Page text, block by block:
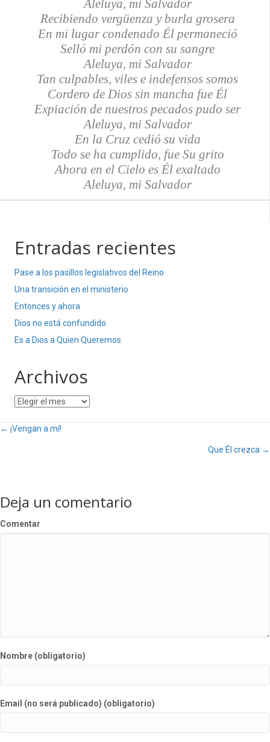
Aleluya, mi Salvador
Recibiendo vergüenza y burla grosera
En mi lugar condenado Él permaneció
Selló mi perdón con su sangre
Aleluya, mi Salvador
Tan culpables, viles e indefensos somos
Cordero de Dios sin mancha fue Él
Expiación de nuestros pecados pudo ser
Aleluya, mi Salvador
En la Cruz cedió su vida
Todo se ha cumplido, fue Su grito
Ahora en el Cielo es Él exaltado
Aleluya, mi Salvador
Entradas recientes
Pase a los pasillos legislativos del Reino
Una transición en el ministerio
Entonces y ahora
Dios no está confundido
Es a Dios a Quien Queremos
Archivos
Archivos
Posts
← ¡Vengan a mí!
Que Él crezca →
Deja un comentario
Comentar
Nombre (obligatorio)
Email (no será publicado) (obligatorio)